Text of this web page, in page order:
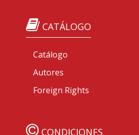
CATÁLOGO
Catálogo
Autores
Foreign Rights
CONDICIONES